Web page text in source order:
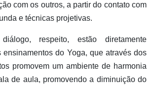
com os outros, a partir do contato com
e técnicas projetivas.
respeito, estão diretamente
ensinamentos do Yoga, que através dos
promovem um ambiente de harmonia
de aula, promovendo a diminuição do